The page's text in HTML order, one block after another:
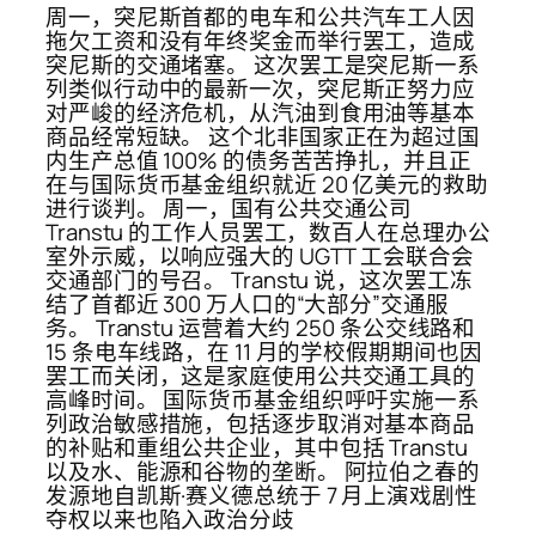
周一，突尼斯首都的电车和公共汽车工人因
拖欠工资和没有年终奖金而举行罢工，造成
突尼斯的交通堵塞。 这次罢工是突尼斯一系
列类似行动中的最新一次，突尼斯正努力应
对严峻的经济危机，从汽油到食用油等基本
商品经常短缺。 这个北非国家正在为超过国
内生产总值 100% 的债务苦苦挣扎，并且正
在与国际货币基金组织就近 20 亿美元的救助
进行谈判。 周一，国有公共交通公司
Transtu 的工作人员罢工，数百人在总理办公
室外示威，以响应强大的 UGTT 工会联合会
交通部门的号召。 Transtu 说，这次罢工冻
结了首都近 300 万人口的“大部分”交通服
务。 Transtu 运营着大约 250 条公交线路和
15 条电车线路，在 11 月的学校假期期间也因
罢工而关闭，这是家庭使用公共交通工具的
高峰时间。 国际货币基金组织呼吁实施一系
列政治敏感措施，包括逐步取消对基本商品
的补贴和重组公共企业，其中包括 Transtu
以及水、能源和谷物的垄断。 阿拉伯之春的
发源地自凯斯·赛义德总统于 7 月上演戏剧性
夺权以来也陷入政治分歧